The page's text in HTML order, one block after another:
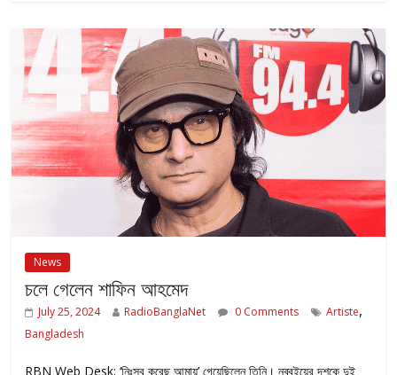
News
চলে গেলেন শাফিন আহমেদ
July 25, 2024 RadioBanglaNet 0 Comments Artiste,
Bangladesh
RBN Web Desk: ‘নিঃস্ব করেছ আমায়’ গেয়েছিলেন তিনি। নব্বইয়ের দশকে দুই